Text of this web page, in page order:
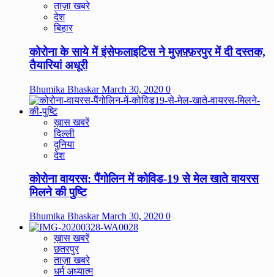
ताज़ा खबरे
देश
बिहार
कोरोना के साये में इंसेफलाइटिस ने मुज़फ़्फ़रपुर में दी दस्तक,
तैयारियां अधूरी
Bhumika BhaskarMarch 30, 2020 0
ख़ास खबरें
दिल्ली
दुनिया
देश
कोरोना वायरस: पैंगोलिन में कोविड-19 से मेल खाते वायरस
मिलने की पुष्टि
Bhumika BhaskarMarch 30, 2020 0
ख़ास खबरें
छतरपुर
ताज़ा खबरे
धर्म अध्यात्म